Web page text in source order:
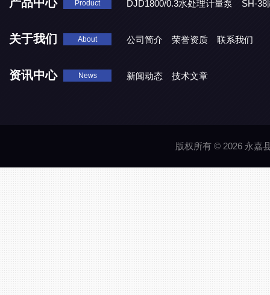
Product DJD1800/0.3水处理计量泵
SH-38
关于我们 About 公司简介 荣誉资质 联系我们
资讯中心 News 新闻动态 技术文章
版权所有 © 2026 永嘉